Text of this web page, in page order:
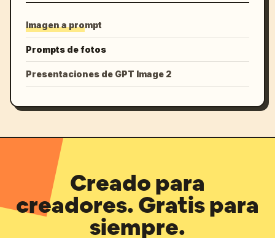
Imagen a prompt
Prompts de fotos
Presentaciones de GPT Image 2
Creado para
creadores. Gratis para
siempre.